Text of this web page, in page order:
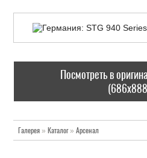
Посмотреть в
Галерея » Каталог» Арсенал